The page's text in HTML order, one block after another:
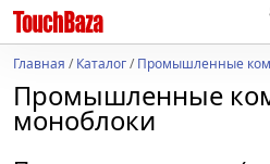
Главная /Каталог/Промышленные
Промышленные
моноблоки